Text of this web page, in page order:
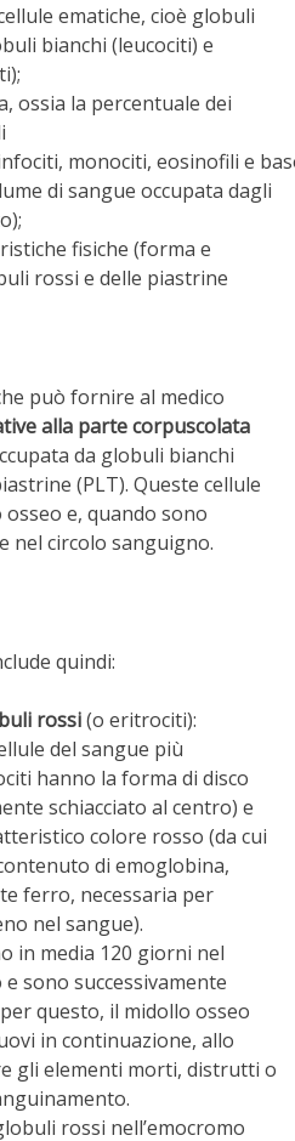
ematiche, cioè globuli
bianchi (leucociti) e
ossia la percentuale dei
monociti, eosinofili e
di sangue occupata dagli
fisiche (forma e
rossi e delle piastrine
può fornire al medico
alla parte corpuscolata
da globuli bianchi
(PLT). Queste cellule
e, quando sono
nel circolo sanguigno.
quindi:
rossi(o eritrociti):
del sangue più
hanno la forma di disco
schiacciato al centro) e
colore rosso (da cui
di emoglobina,
ferro, necessaria per
nel sangue).
in media 120 giorni nel
sono successivamente
questo, il midollo osseo
in continuazione, allo
gli elementi morti, distrutti o
rossi nell’emocromo